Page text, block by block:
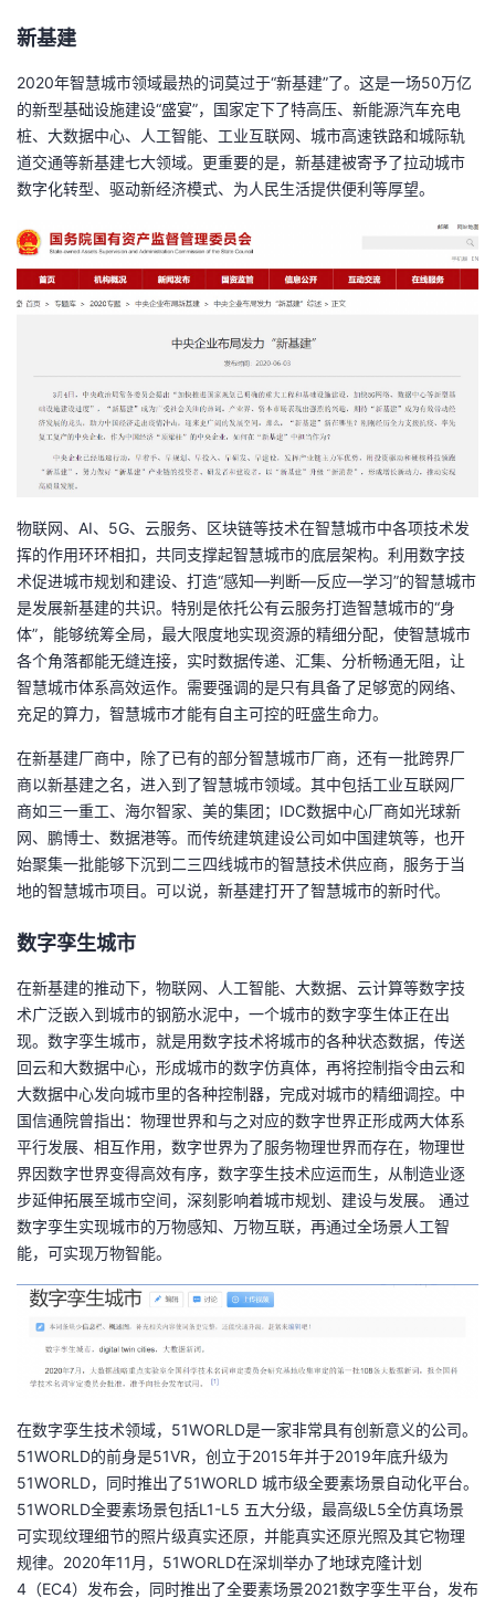
新基建
2020年智慧城市领域最热的词莫过于“新基建”了。这是一场50万亿
的新型基础设施建设“盛宴”，国家定下了特高压、新能源汽车充电
桩、大数据中心、人工智能、工业互联网、城市高速铁路和城际轨
道交通等新基建七大领域。更重要的是，新基建被寄予了拉动城市
数字化转型、驱动新经济模式、为人民生活提供便利等厚望。
物联网、AI、5G、云服务、区块链等技术在智慧城市中各项技术发
挥的作用环环相扣，共同支撑起智慧城市的底层架构。利用数字技
术促进城市规划和建设、打造“感知—判断—反应—学习”的智慧城市
是发展新基建的共识。特别是依托公有云服务打造智慧城市的“身
体”，能够统筹全局，最大限度地实现资源的精细分配，使智慧城市
各个角落都能无缝连接，实时数据传递、汇集、分析畅通无阻，让
智慧城市体系高效运作。需要强调的是只有具备了足够宽的网络、
充足的算力，智慧城市才能有自主可控的旺盛生命力。
在新基建厂商中，除了已有的部分智慧城市厂商，还有一批跨界厂
商以新基建之名，进入到了智慧城市领域。其中包括工业互联网厂
商如三一重工、海尔智家、美的集团；IDC数据中心厂商如光球新
网、鹏博士、数据港等。而传统建筑建设公司如中国建筑等，也开
始聚集一批能够下沉到二三四线城市的智慧技术供应商，服务于当
地的智慧城市项目。可以说，新基建打开了智慧城市的新时代。
数字孪生城市
在新基建的推动下，物联网、人工智能、大数据、云计算等数字技
术广泛嵌入到城市的钢筋水泥中，一个城市的数字孪生体正在出
现。数字孪生城市，就是用数字技术将城市的各种状态数据，传送
回云和大数据中心，形成城市的数字仿真体，再将控制指令由云和
大数据中心发向城市里的各种控制器，完成对城市的精细调控。中
国信通院曾指出：物理世界和与之对应的数字世界正形成两大体系
平行发展、相互作用，数字世界为了服务物理世界而存在，物理世
界因数字世界变得高效有序，数字孪生技术应运而生，从制造业逐
步延伸拓展至城市空间，深刻影响着城市规划、建设与发展。 通过
数字孪生实现城市的万物感知、万物互联，再通过全场景人工智
能，可实现万物智能。
在数字孪生技术领域，51WORLD是一家非常具有创新意义的公司。
51WORLD的前身是51VR，创立于2015年并于2019年底升级为
51WORLD，同时推出了51WORLD 城市级全要素场景自动化平台。
51WORLD全要素场景包括L1-L5 五大分级，最高级L5全仿真场景
可实现纹理细节的照片级真实还原，并能真实还原光照及其它物理
规律。2020年11月，51WORLD在深圳举办了地球克隆计划
4（EC4）发布会，同时推出了全要素场景2021数字孪生平台，发布